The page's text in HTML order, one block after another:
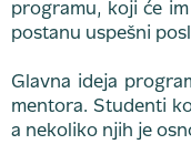
programu, koji će
postanu uspešni
Glavna ideja
mentora. Studenti
a nekoliko njih je